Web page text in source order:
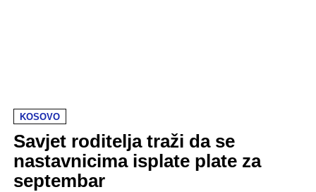
KOSOVO
Savjet roditelja traži da se
nastavnicima isplate plate za
septembar